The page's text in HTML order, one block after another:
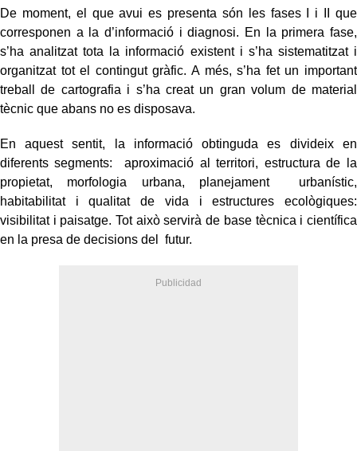
De moment, el que avui es presenta són les fases I i II que
corresponen a la d’informació i diagnosi. En la primera fase,
s’ha analitzat tota la informació existent i s’ha sistematitzat i
organitzat tot el contingut gràfic. A més, s’ha fet un important
treball de cartografia i s’ha creat un gran volum de material
tècnic que abans no es disposava.
En aquest sentit, la informació obtinguda es divideix en
diferents segments: aproximació al territori, estructura de la
propietat, morfologia urbana, planejament urbanístic,
habitabilitat i qualitat de vida i estructures ecològiques:
visibilitat i paisatge. Tot això servirà de base tècnica i científica
en la presa de decisions del futur.